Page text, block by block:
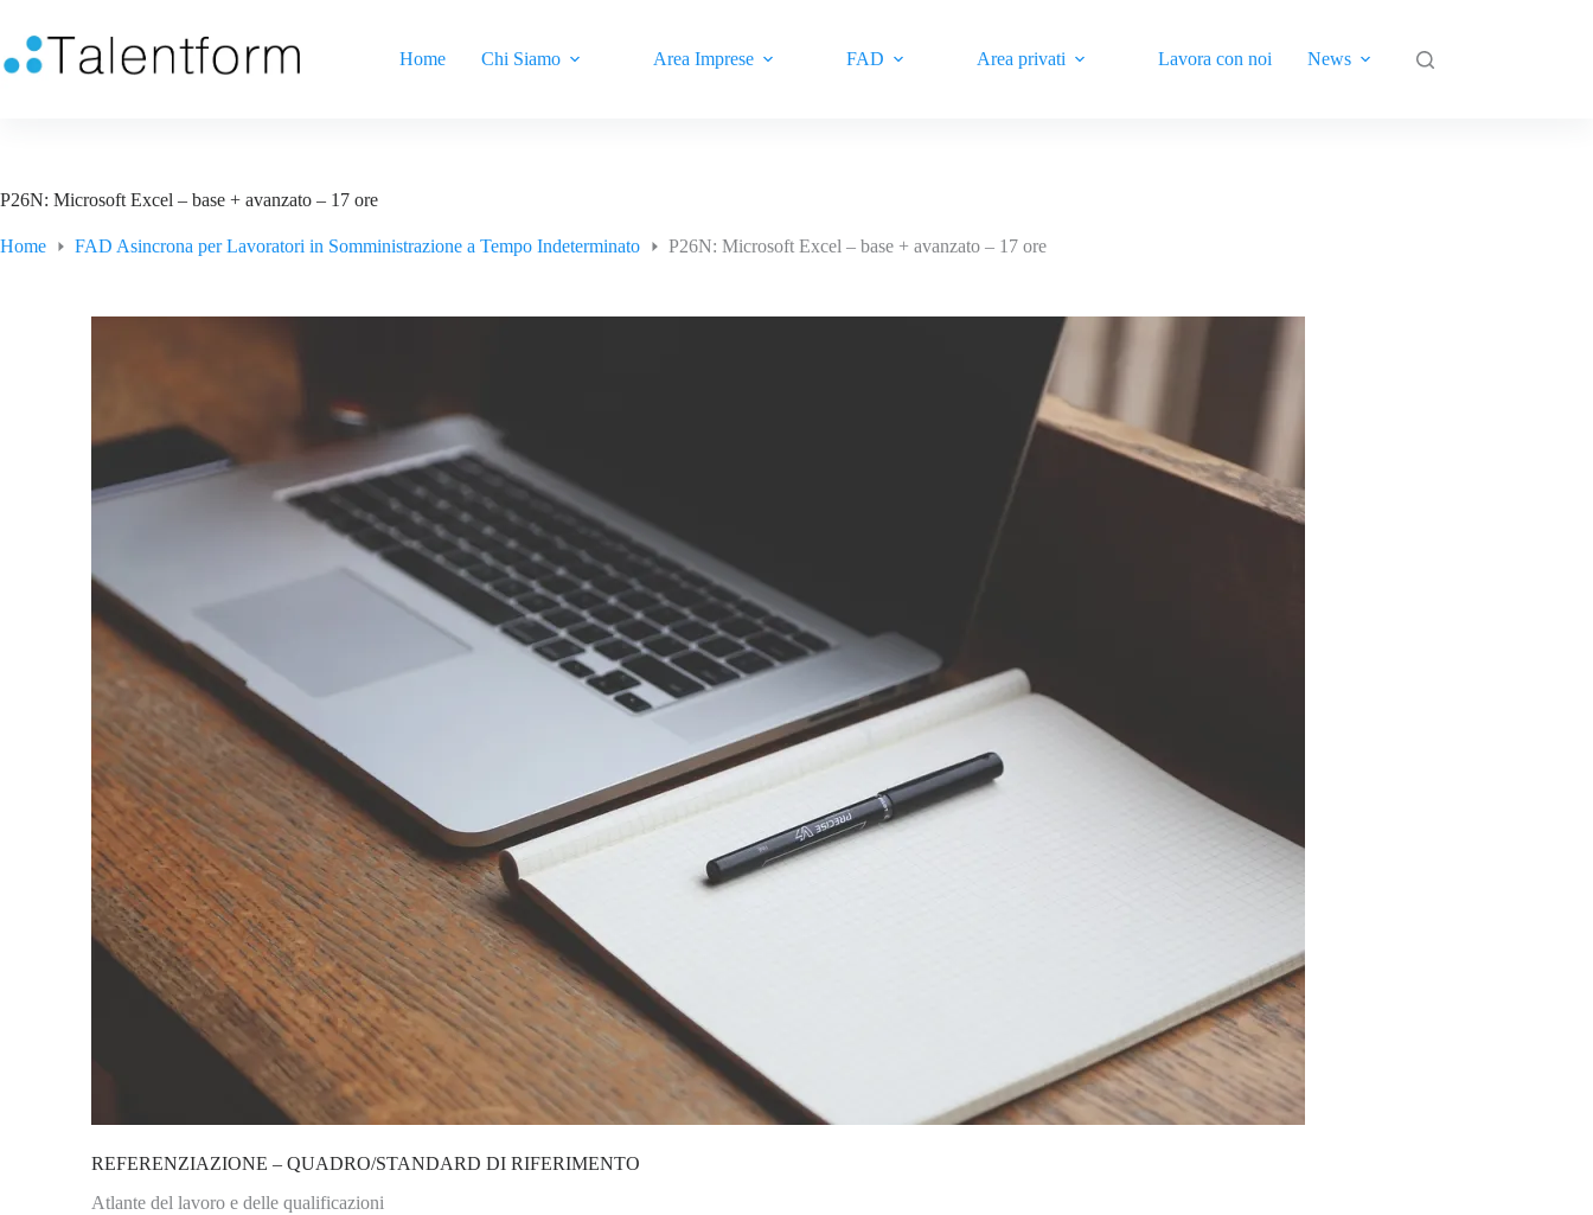
Home Chi Siamo Area Imprese FAD Area privati Lavora con noi News
P26N: Microsoft Excel – base + avanzato – 17 ore
Home FAD Asincrona per Lavoratori in Somministrazione a Tempo Indeterminato P26N: Microsoft Excel – base + avanzato – 17 ore
REFERENZIAZIONE – QUADRO/STANDARD DI RIFERIMENTO
Atlante del lavoro e delle qualificazioni